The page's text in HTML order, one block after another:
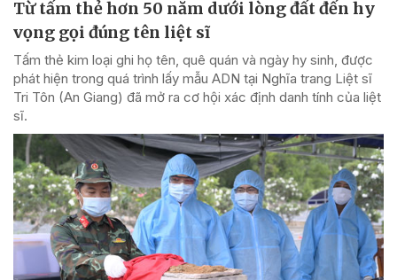
Từ tấm thẻ hơn 50 năm dưới lòng đất đến hy
vọng gọi đúng tên liệt sĩ
Tấm thẻ kim loại ghi họ tên, quê quán và ngày hy sinh, được
phát hiện trong quá trình lấy mẫu ADN tại Nghĩa trang Liệt sĩ
Tri Tôn (An Giang) đã mở ra cơ hội xác định danh tính của liệt
sĩ.